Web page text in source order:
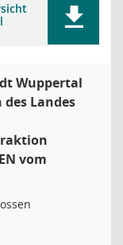
Wuppertal
Landes
vom